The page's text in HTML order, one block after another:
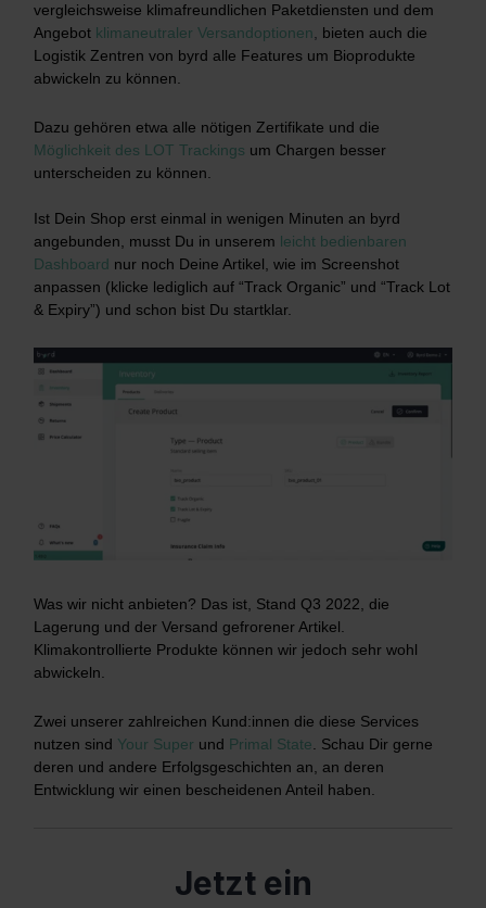
vergleichsweise klimafreundlichen Paketdiensten und dem
Angebot klimaneutraler Versandoptionen
bieten auch die
Logistik Zentren von byrd alle Features um Bioprodukte
abwickeln zu können.
Dazu gehören etwa alle nötigen Zertifikate und die
Möglichkeit des LOT Trackings um Chargen besser
unterscheiden zu können.
Ist Dein Shop erst einmal in wenigen Minuten an byrd
angebunden, musst Du in unserem leicht bedienbaren
Dashboard nur noch Deine Artikel, wie im Screenshot
anpassen (klicke lediglich auf “Track Organic” und “Track Lot
& Expiry”) und schon bist Du startklar.
Was wir nicht anbieten? Das ist, Stand Q3 2022, die
Lagerung und der Versand gefrorener Artikel.
Klimakontrollierte Produkte können wir jedoch sehr wohl
abwickeln.
Zwei unserer zahlreichen Kund:innen die diese Services
nutzen sind Your Super und Primal State . Schau Dir gerne
deren und andere Erfolgsgeschichten an, an deren
Entwicklung wir einen bescheidenen Anteil haben.